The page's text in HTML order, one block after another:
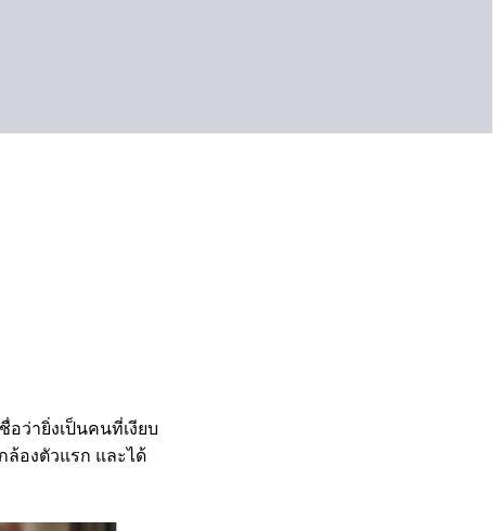
อว่ายิ่งเป็นคนที่เงียบ
ล้องตัวแรก และได้